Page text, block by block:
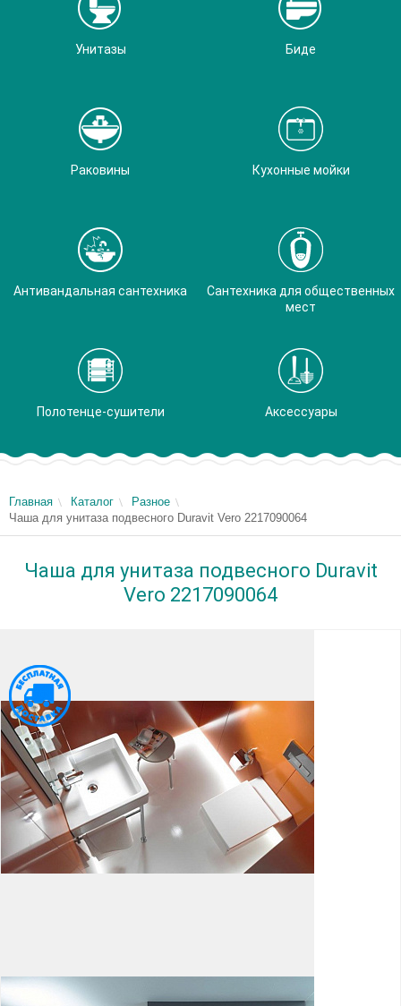
Унитазы Биде
Раковины Кухонные мойки
Антивандальная сантехника
Сантехника для общественных
мест
Полотенце-сушители Аксессуары
Главная Каталог
Разное
Чаша для унитаза подвесного Duravit Vero 2217090064
Чаша для унитаза подвесного Duravit
Vero 2217090064